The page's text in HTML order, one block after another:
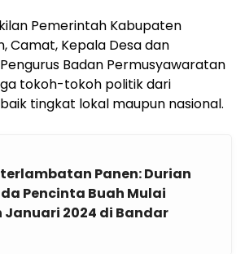
Pemerintah Kabupaten
Camat, Kepala Desa dan
Badan Permusyawaratan
tokoh-tokoh politik dari
tingkat lokal maupun nasional.
Panen: Durian
Pencinta Buah Mulai
2024 di Bandar